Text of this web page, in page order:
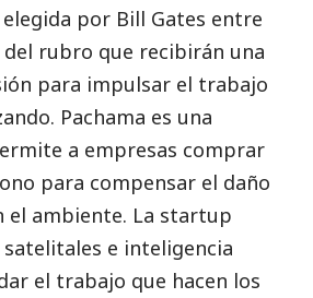
por Bill Gates entre
rubro que recibirán una
para impulsar el trabajo
Pachama es una
a empresas comprar
para compensar el daño
el ambiente. La startup
e inteligencia
el trabajo que hacen los